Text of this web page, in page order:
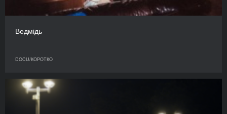
Ведмідь
DOCU/КОРОТКО